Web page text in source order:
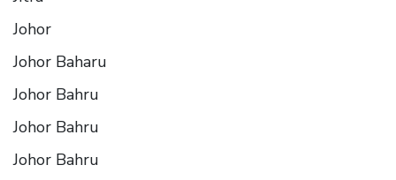
Johor
Johor Baharu
Johor Bahru
Johor Bahru
Johor Bahru